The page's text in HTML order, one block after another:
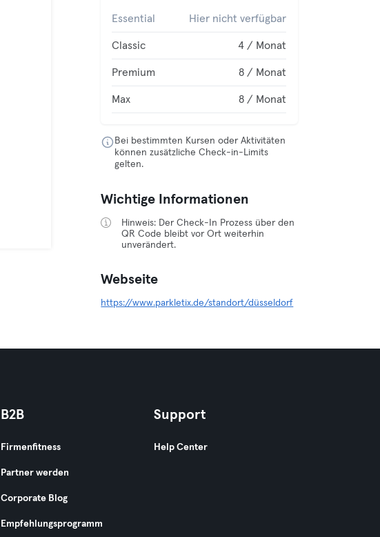
Essential Hier nicht verfügbar
Classic 4 / Monat
Premium 8 / Monat
Max 8 / Monat
Bei bestimmten Kursen oder Aktivitäten
können zusätzliche Check-in-Limits
gelten.
Wichtige Informationen
Hinweis: Der Check-In Prozess über den
QR Code bleibt vor Ort weiterhin
unverändert.
Webseite
https://www.parkletix.de/standort/düsseldorf
B2B
Firmenfitness
Partner werden
Corporate Blog
Empfehlungsprogramm
Support
Help Center